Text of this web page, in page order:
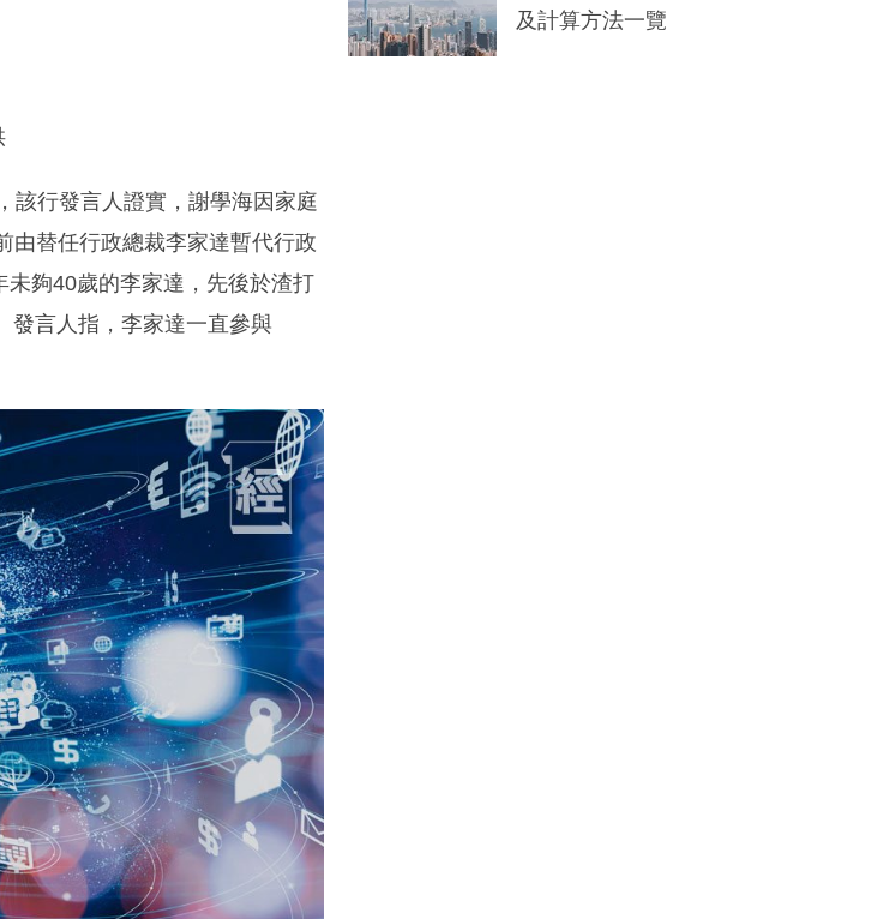
該行發言人證實，謝學海因家庭
由替任行政總裁李家達暫代行政
夠40歲的李家達，先後於渣打
發言人指，李家達一直參與
及計算方法一覽